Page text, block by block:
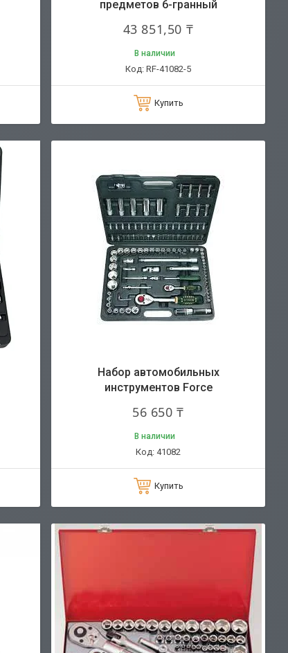
предметов 6-гранный
43 851,50 ₸
В наличии
RF-41082-5
Купить
Набор автомобильных
инструментов Force
56 650 ₸
В наличии
41082
Купить